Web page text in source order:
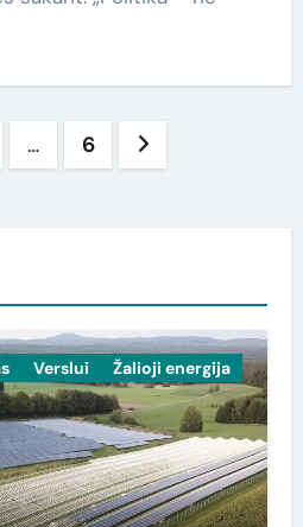
… 6
Verslui Žalioji energija